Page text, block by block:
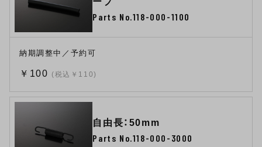
Parts No.118-000-1100
納期調整中／予約可
￥100 (税込￥110)
自由長：50mm
Parts No.118-000-3000